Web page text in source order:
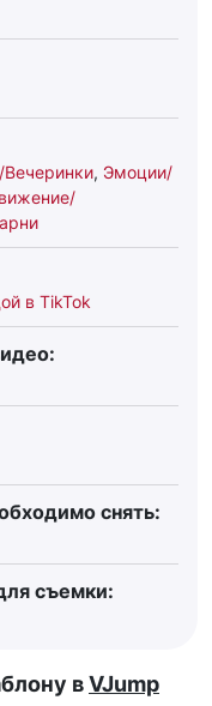
, Эмоции/
в TikTok
снять:
съемки:
вVJump